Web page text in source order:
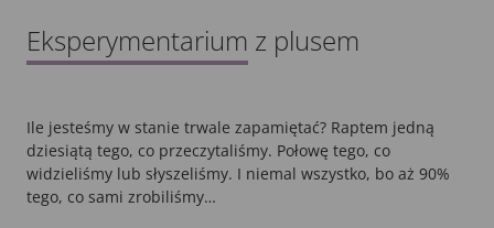
Eksperymentarium z plusem
Ile jesteśmy w stanie trwale zapamiętać? Raptem jedną
dziesiątą tego, co przeczytaliśmy. Połowę tego, co
widzieliśmy lub słyszeliśmy. I niemal wszystko, bo aż 90%
tego, co sami zrobiliśmy…